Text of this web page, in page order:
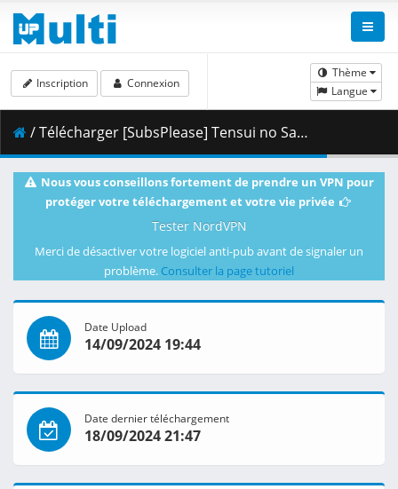
Thème
Langue
Inscription Connexion
/ Télécharger [SubsPlease] Tensui no Sakuna-hime - 11 (720p) [73CA7020].mkv.001 ( 353.14 MB )
Nous vous conseillons fortement de prendre un VPN pour
protéger votre téléchargement et votre vie privée
Tester NordVPN
Merci de désactiver votre logiciel anti-pub avant de signaler un
problème. Consulter la page tutoriel
Date Upload
14/09/2024 19:44
Date dernier téléchargement
18/09/2024 21:47